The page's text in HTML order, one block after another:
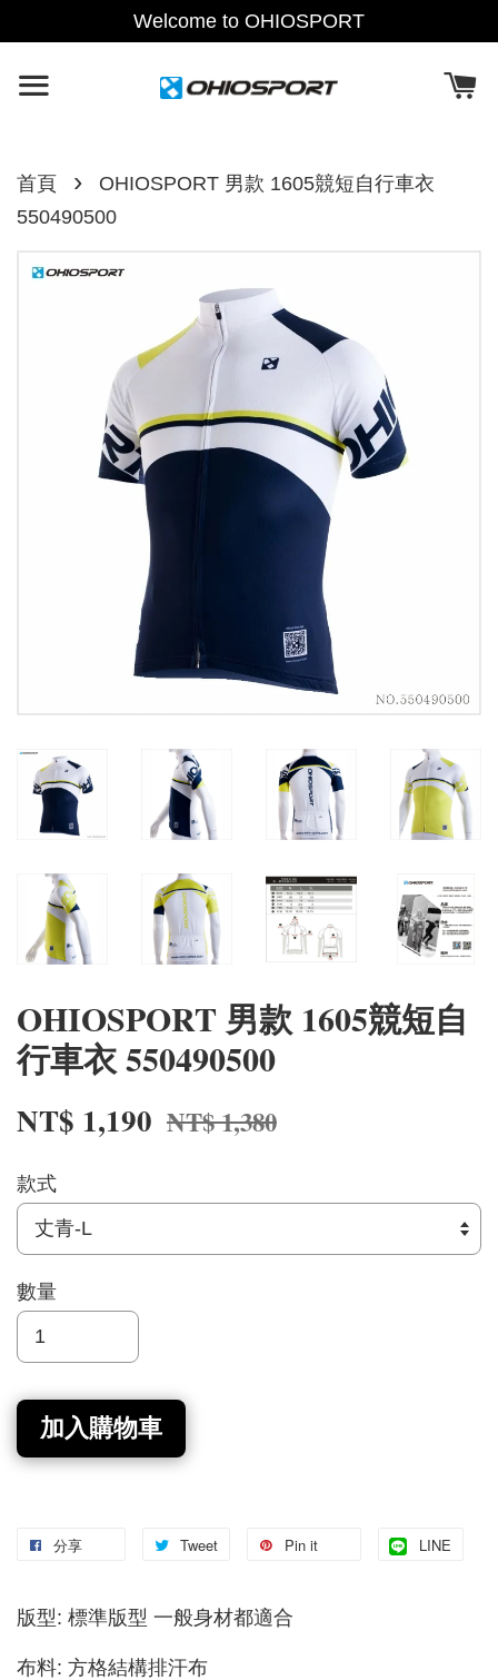
Welcome to OHIOSPORT
首頁 ›
OHIOSPORT 男款 1605競短自行車衣
550490500
OHIOSPORT 男款 1605競短自
行車衣 550490500
NT$ 1,190 NT$ 1,380
款式
數量
加入購物車
分享 Tweet Pin it LINE
版型: 標準版型 一般身材都適合
布料: 方格結構排汗布